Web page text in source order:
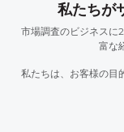
私たちが
市場調査のビジネスに
富な
私たちは、お客様の目